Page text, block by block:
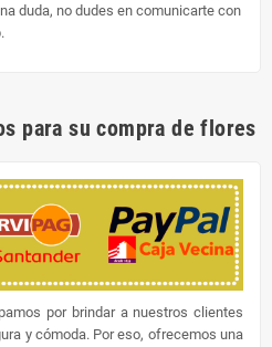
duda, no dudes en comunicarte con
para su compra de flores
por brindar a nuestros clientes
y cómoda. Por eso, ofrecemos una